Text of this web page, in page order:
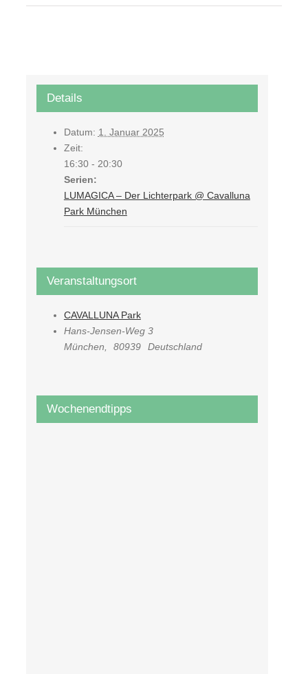
Details
Datum: 1. Januar 2025
Zeit:
16:30 - 20:30
Serien:
LUMAGICA – Der Lichterpark @ Cavalluna
Park München
Veranstaltungsort
CAVALLUNA Park
Hans-Jensen-Weg 3
München, 80939 Deutschland
Wochenendtipps